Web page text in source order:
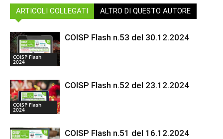
ARTICOLI COLLEGATI ALTRO DI QUESTO AUTORE
COISP Flash
2024
COISP Flash n.53 del 30.12.2024
COISP Flash
2024
COISP Flash n.52 del 23.12.2024
COISP Flash n.51 del 16.12.2024